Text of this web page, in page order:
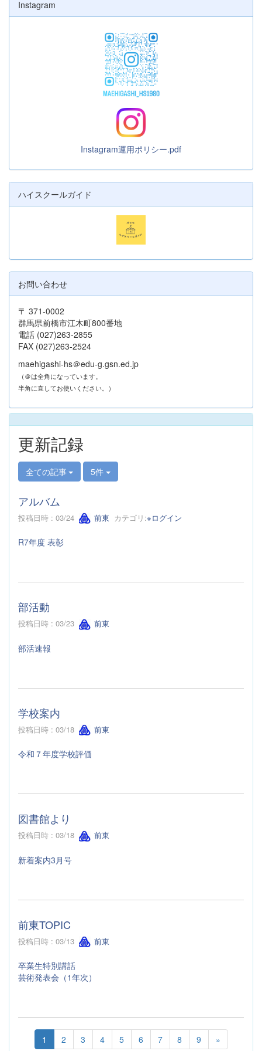
Instagram
Instagram運用ポリシー.pdf
ハイスクールガイド
お問い合わせ
〒 371-0002
群馬県前橋市江木町800番地
電話 (027)263-2855
FAX (027)263-2524
maehigashi-hs＠edu-g.gsn.ed.jp
（＠は全角になっています。
半角に直してお使いください。）
更新記録
全ての記事 5件
アルバム
投稿日時 : 03/24 前東 カテゴリ:※ログイン
R7年度 表彰
部活動
投稿日時 : 03/23 前東
部活速報
学校案内
投稿日時 : 03/18 前東
令和７年度学校評価
図書館より
投稿日時 : 03/18 前東
新着案内3月号
前東TOPIC
投稿日時 : 03/13 前東
卒業生特別講話
芸術発表会（1年次）
1 2 3 4 5 6 7 8 9 »